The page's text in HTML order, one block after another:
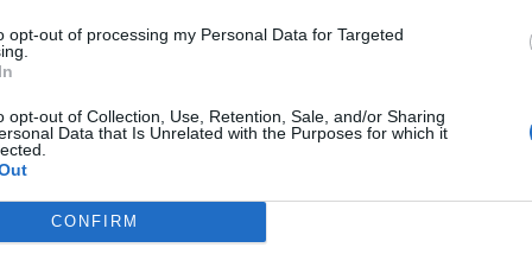
opt-out of processing my Personal Data for Targeted
opt-out of Collection, Use, Retention, Sale, and/or Sharing
Data that Is Unrelated with the Purposes for which it
CONFIRM